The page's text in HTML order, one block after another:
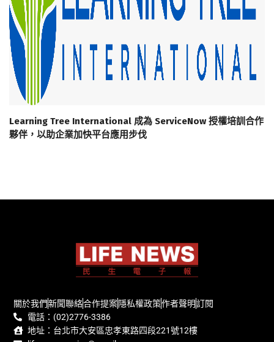
Learning Tree International 成為 ServiceNow 授權培訓合作
夥伴，以助企業加快平台應用步伐
關於我們新聞聯絡合作提案隱私權政策作者聲明訂閱
電話：(02)2776-3386
地址：台北市大安區忠孝東路四段221號12樓